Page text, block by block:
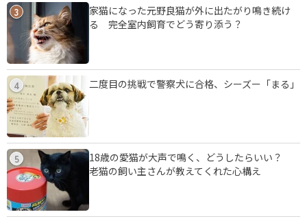
3
家猫になった元野良猫が外に出たがり鳴き続け
る 完全室内飼育でどう寄り添う？
4 二度目の挑戦で警察犬に合格、シーズー「まる」
5
18歳の愛猫が大声で鳴く、どうしたらいい？
老猫の飼い主さんが教えてくれた心構え